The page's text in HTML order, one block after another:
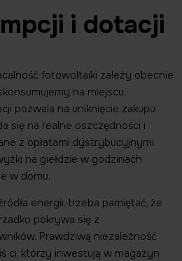
i dotacji
fotowoltaiki zależy obecnie
na miejscu.
pozwala na uniknięcie zakupu
się na realne oszczędności i
z opłatami dystrybucyjnymi.
na giełdzie w godzinach
w domu.
energii, trzeba pamiętać, że
pokrywa się z
Prawdziwą niezależność
ci, którzy inwestują w magazyn